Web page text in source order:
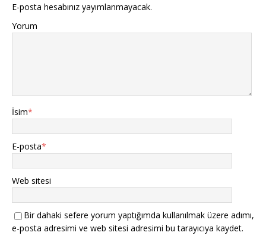
E-posta hesabınız yayımlanmayacak.
Yorum
İsim*
E-posta*
Web sitesi
Bir dahaki sefere yorum yaptığımda kullanılmak üzere adımı,
e-posta adresimi ve web sitesi adresimi bu tarayıcıya kaydet.